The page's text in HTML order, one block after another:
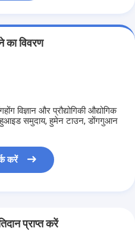
का विवरण
विज्ञान और प्रौद्योगिकी औद्योगिक
समुदाय, हुमेन टाउन, डोंगगुआन
करें
प्राप्त करें